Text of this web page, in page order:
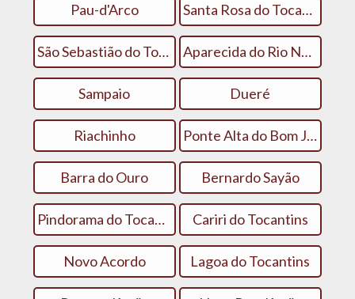
Pau-d'Arco Santa Rosa do Tocantins
São Sebastião do Tocantins Aparecida do Rio Negro
Sampaio Dueré
Riachinho Ponte Alta do Bom Jesus
Barra do Ouro Bernardo Sayão
Pindorama do Tocantins Cariri do Tocantins
Novo Acordo Lagoa do Tocantins